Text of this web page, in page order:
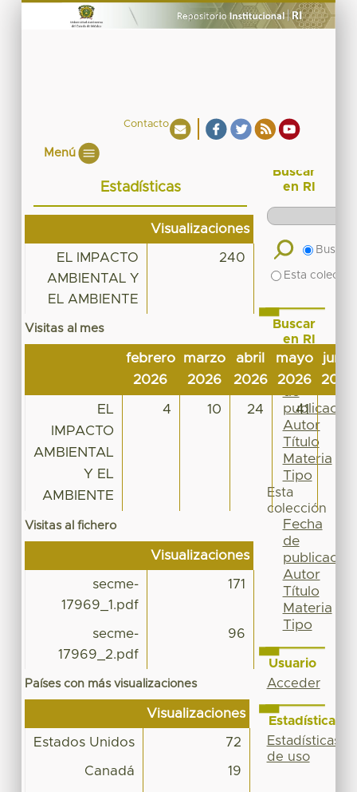
Contacto
Menú
Estadísticas
Visualizaciones
EL IMPACTO
AMBIENTAL Y
EL AMBIENTE
240
Visitas al mes
febrero
2026
marzo
2026
abril
2026
mayo
2026
junio
2026
EL
IMPACTO
AMBIENTAL
Y EL
AMBIENTE
4 10 24 41
Visitas al fichero
Visualizaciones
secme-
17969_1.pdf
171
secme-
17969_2.pdf
96
Países con más visualizaciones
Visualizaciones
Estados Unidos 72
Canadá 19
Buscar
en RI
Buscar
Esta
Buscar
en RI
Por
Fecha
de
publicación
Autor
Título
Materia
Tipo
Esta
colección
Fecha
de
publicación
Autor
Título
Materia
Tipo
Usuario
Acceder
Estadísticas
Estadísticas
de uso